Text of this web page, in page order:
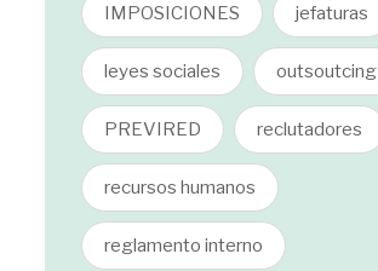
IMPOSICIONES jefaturas
leyes sociales outsoutcing
PREVIRED reclutadores
recursos humanos
reglamento interno